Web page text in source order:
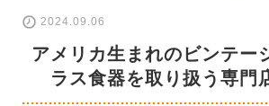
2024.09.06
アメリカ生まれのビンテー
ラス食器を取り扱う専門